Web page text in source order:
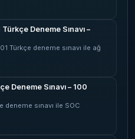
Deneme Sınavı –
Türkçe deneme sınavı ile ağ
Deneme Sınavı – 100
deneme sınavı ile SOC